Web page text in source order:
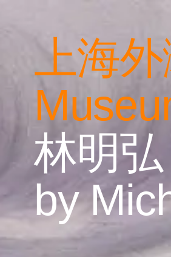
上海
M
林明弘
by